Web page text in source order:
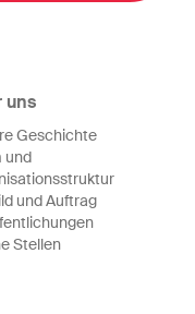
uns
Geschichte
und
und Auftrag
Stellen